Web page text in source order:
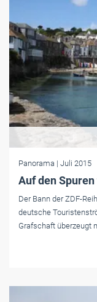
Panorama | Juli 2015
Auf den
Der Bann der ZDF-
deutsche
Grafschaft überzeugt